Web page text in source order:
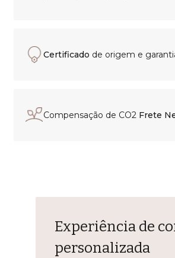
Certificado de origem e
Compensação de CO2 Frete
Experiência de
personalizada